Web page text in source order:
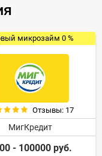
микрозайм 0 %
Отзывы: 17
МигКредит
- 100000 руб.